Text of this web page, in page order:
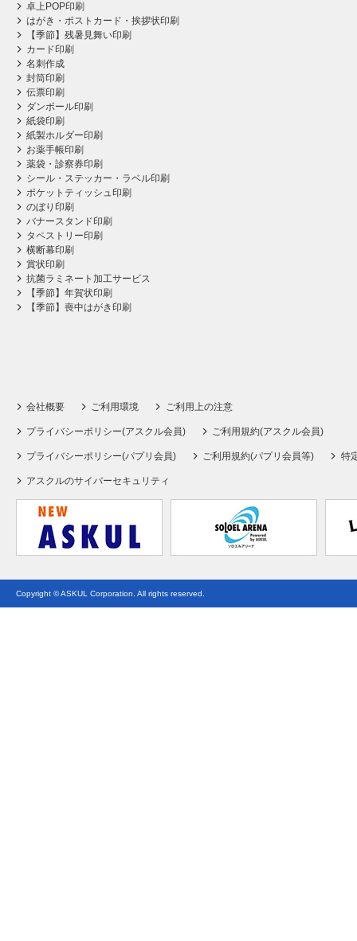
卓上POP印刷
はがき・ポストカード・挨拶状印刷
【季節】残暑見舞い印刷
カード印刷
名刺作成
封筒印刷
伝票印刷
ダンボール印刷
紙袋印刷
紙製ホルダー印刷
お薬手帳印刷
薬袋・診察券印刷
シール・ステッカー・ラベル印刷
ポケットティッシュ印刷
のぼり印刷
バナースタンド印刷
タペストリー印刷
横断幕印刷
賞状印刷
抗菌ラミネート加工サービス
【季節】年賀状印刷
【季節】喪中はがき印刷
会社概要 ご利用環境 ご利用上の注意
プライバシーポリシー(アスクル会員) ご利用規約(アスクル会員)
プライバシーポリシー(パプリ会員) ご利用規約(パプリ会員等) 特
アスクルのサイバーセキュリティ
Copyright © ASKUL Corporation. All rights reserved.